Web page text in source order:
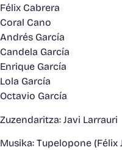
Félix Cabrera
Coral Cano
Andrés García
Candela García
Enrique García
Lola García
Octavio García
Zuzendaritza: Javi Larrauri
Musika: Tupelopone